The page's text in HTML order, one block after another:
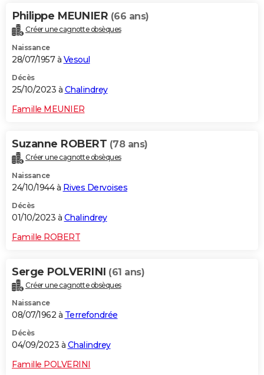
Philippe MEUNIER (66 ans)
Créer une cagnotte obsèques
Naissance
28/07/1957 à Vesoul
Décès
25/10/2023 à Chalindrey
Famille MEUNIER
Suzanne ROBERT (78 ans)
Créer une cagnotte obsèques
Naissance
24/10/1944 à Rives Dervoises
Décès
01/10/2023 à Chalindrey
Famille ROBERT
Serge POLVERINI (61 ans)
Créer une cagnotte obsèques
Naissance
08/07/1962 à Terrefondrée
Décès
04/09/2023 à Chalindrey
Famille POLVERINI